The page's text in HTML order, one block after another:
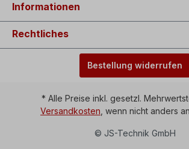
Informationen
Rechtliches
Bestellung widerrufen
* Alle Preise inkl. gesetzl.
Versandkosten , wenn nicht anders
© JS-Technik GmbH